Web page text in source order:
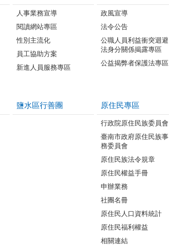
人事業務宣導
閱讀網站專區
性別主流化
員工協助方案
新進人員服務專區
政風宣導
法令公告
公職人員利益衝突迴避
法身分關係揭露專區
公益揭弊者保護法專區
鹽水區行善團 原住民專區
行政院原住民族委員會
臺南市政府原住民族事
務委員會
原住民族法令規章
原住民權益手冊
申辦業務
社團名冊
原住民人口資料統計
原住民福利權益
相關連結